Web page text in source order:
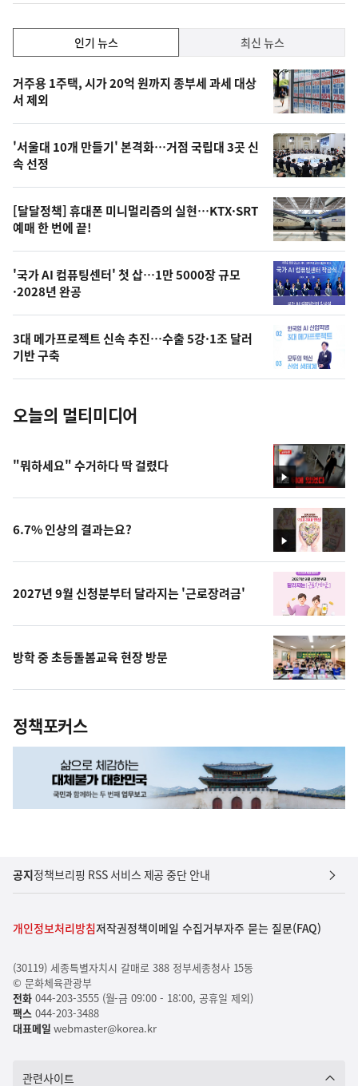
기,
최
신,
오
늘
의
영
상
오
늘
사
진
인기 뉴스 최신 뉴스
기
뉴
스
거주용 1주택, 시가 20억 원까지 종부세 과세 대상
서 제외
'서울대 10개 만들기' 본격화…거점 국립대 3곳 신
속 선정
[달달정책] 휴대폰 미니멀리즘의 실현…KTX·SRT
예매 한 번에 끝!
'국가 AI 컴퓨팅센터' 첫 삽…1만 5000장 규모
·2028년 완공
3대 메가프로젝트 신속 추진…수출 5강·1조 달러
기반 구축
오늘의 멀티미디어
영
상
"뭐하세요" 수거하다 딱 걸렸다
영
상
6.7% 인상의 결과는요?
2027년 9월 신청분부터 달라지는 '근로장려금'
방학 중 초등돌봄교육 현장 방문
정책포커스
공지정책브리핑 RSS 서비스 제공 중단 안내
개인정보처리방침저작권정책이메일 수집거부자주 묻는 질문(FAQ)
(30119) 세종특별자치시 갈매로 388 정부세종청사 15동
© 문화체육관광부
전화044-203-3555 (월-금 09:00 - 18:00, 공휴일 제외)
팩스044-203-3488
대표메일 webmaster@korea.kr
관련사이트